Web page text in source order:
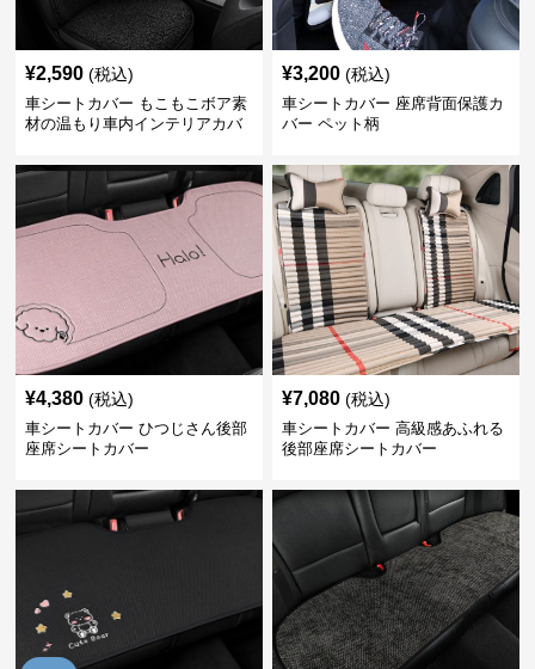
¥2,590 (税込)
車シートカバー もこもこボア素
材の温もり車内インテリアカバ
¥3,200 (税込)
車シートカバー 座席背面保護カ
バー ペット柄
¥4,380 (税込)
車シートカバー ひつじさん後部
座席シートカバー
¥7,080 (税込)
車シートカバー 高級感あふれる
後部座席シートカバー